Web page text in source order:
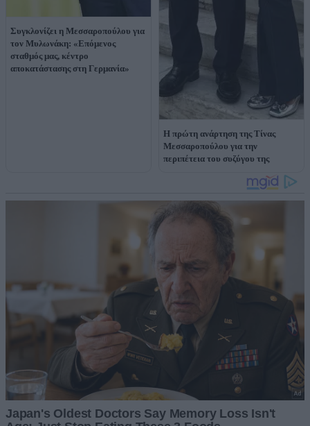
Συγκλονίζει η Μεσσαροπούλου για
τον Μυλωνάκη: «Επόμενος
σταθμός μας, κέντρο
αποκατάστασης στη Γερμανία»
Η πρώτη ανάρτηση της Τίνας
Μεσσαροπούλου για την
περιπέτεια του συζύγου της